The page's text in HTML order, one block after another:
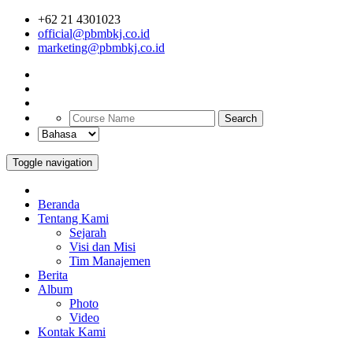
+62 21 4301023
official@pbmbkj.co.id
marketing@pbmbkj.co.id
Search
Toggle navigation
Beranda
Tentang Kami
Sejarah
Visi dan Misi
Tim Manajemen
Berita
Album
Photo
Video
Kontak Kami